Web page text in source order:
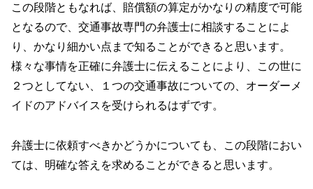
この段階ともなれば、賠償額の算定がかなりの精度で可能
となるので、交通事故専門の弁護士に相談することによ
り、かなり細かい点まで知ることができると思います。
様々な事情を正確に弁護士に伝えることにより、この世に
２つとしてない、１つの交通事故についての、オーダーメ
イドのアドバイスを受けられるはずです。
弁護士に依頼すべきかどうかについても、この段階におい
ては、明確な答えを求めることができると思います。